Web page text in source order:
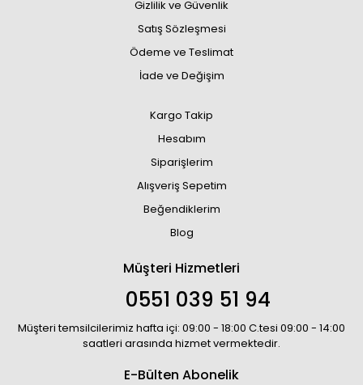
Gizlilik ve Güvenlik
Satış Sözleşmesi
Ödeme ve Teslimat
İade ve Değişim
Kargo Takip
Hesabım
Siparişlerim
Alışveriş Sepetim
Beğendiklerim
Blog
Müşteri Hizmetleri
0551 039 51 94
Müşteri temsilcilerimiz hafta içi: 09:00 - 18:00 C.tesi 09:00 - 14:00
saatleri arasında hizmet vermektedir.
E-Bülten Abonelik